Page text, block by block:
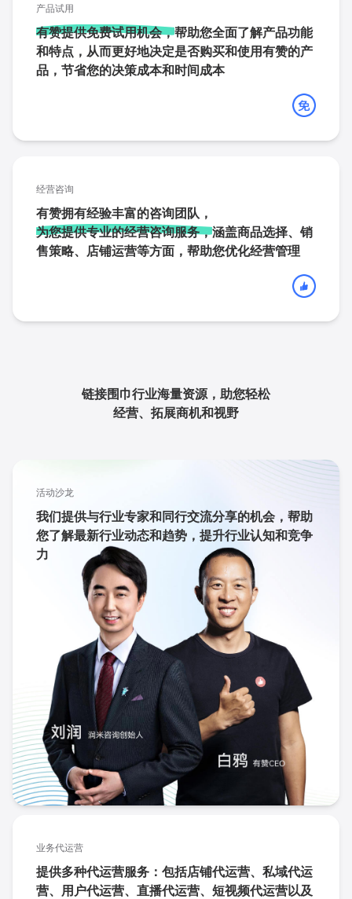
产品试用
有赞提供免费试用机会，帮助您全面了解产品功能
和特点，从而更好地决定是否购买和使用有赞的产
品，节省您的决策成本和时间成本
经营咨询
有赞拥有经验丰富的咨询团队，
为您提供专业的经营咨询服务，涵盖商品选择、销
售策略、店铺运营等方面，帮助您优化经营管理
链接围巾行业海量资源，助您轻松
经营、拓展商机和视野
活动沙龙
我们提供与行业专家和同行交流分享的机会，帮助
您了解最新行业动态和趋势，提升行业认知和竞争
力
业务代运营
提供多种代运营服务：包括店铺代运营、私域代运
营、用户代运营、直播代运营、短视频代运营以及